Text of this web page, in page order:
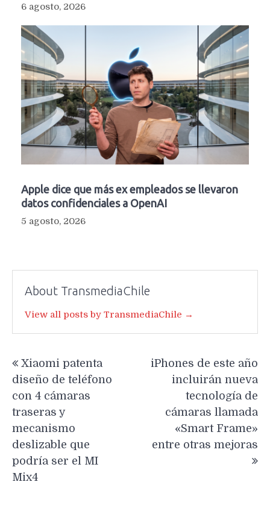
6 agosto, 2026
Apple dice que más ex empleados se llevaron
datos confidenciales a OpenAI
5 agosto, 2026
About TransmediaChile
View all posts by TransmediaChile →
de
entradas
Xiaomi patenta
diseño de teléfono
con 4 cámaras
traseras y
mecanismo
deslizable que
podría ser el MI
Mix4
iPhones de este año
incluirán nueva
tecnología de
cámaras llamada
«Smart Frame»
entre otras mejoras